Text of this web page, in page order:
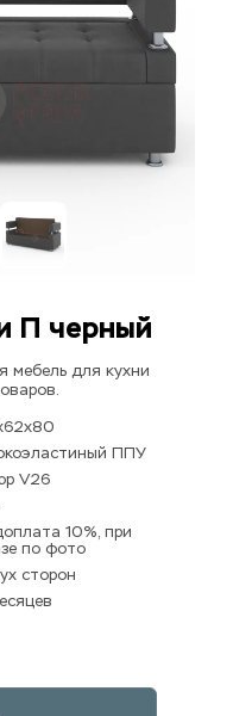
П черный
мебель для кухни
ППУ
V26
10%, при
по фото
сторон